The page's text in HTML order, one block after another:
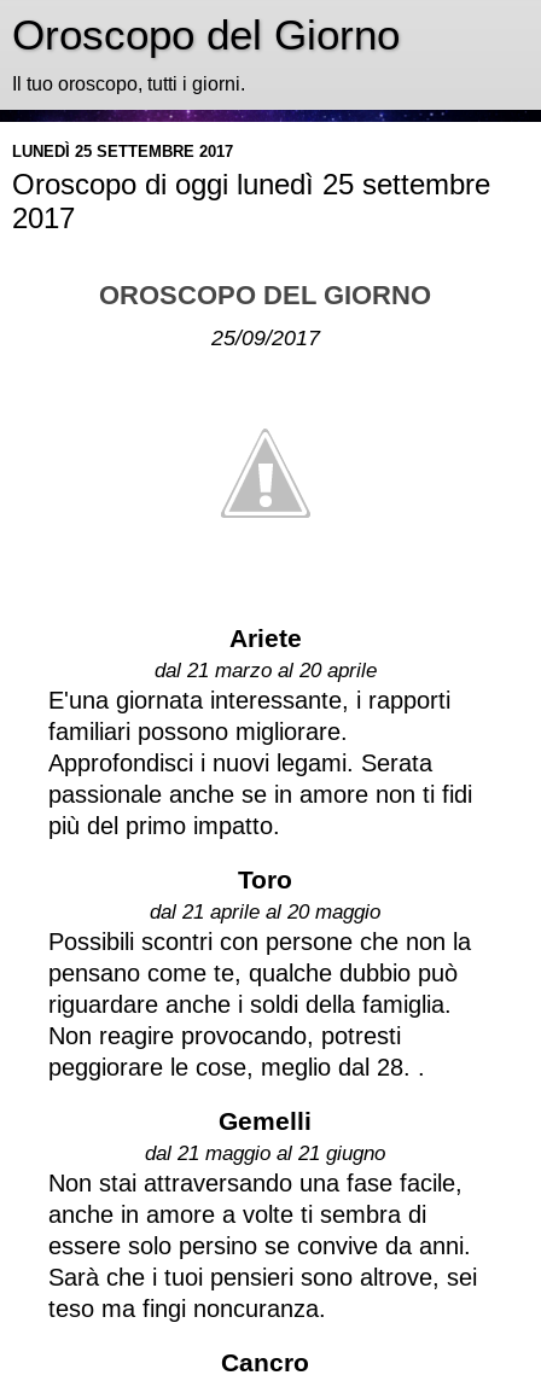
Oroscopo del Giorno
Il tuo oroscopo, tutti i giorni.
LUNEDÌ 25 SETTEMBRE 2017
Oroscopo di oggi lunedì 25 settembre
2017
OROSCOPO DEL GIORNO
25/09/2017
Ariete
dal 21 marzo al 20 aprile
E'una giornata interessante, i rapporti
familiari possono migliorare.
Approfondisci i nuovi legami. Serata
passionale anche se in amore non ti fidi
più del primo impatto.
Toro
dal 21 aprile al 20 maggio
Possibili scontri con persone che non la
pensano come te, qualche dubbio può
riguardare anche i soldi della famiglia.
Non reagire provocando, potresti
peggiorare le cose, meglio dal 28. .
Gemelli
dal 21 maggio al 21 giugno
Non stai attraversando una fase facile,
anche in amore a volte ti sembra di
essere solo persino se convive da anni.
Sarà che i tuoi pensieri sono altrove, sei
teso ma fingi noncuranza.
Cancro